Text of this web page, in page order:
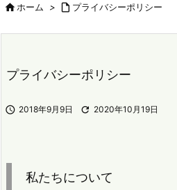
ホーム >  プライバシーポリシー
プライバシーポリシー
 2018年9月9日  2020年10月19日
私たちについて